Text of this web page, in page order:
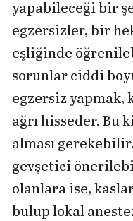
yapabileceği bir
egzersizler, bir
eşliğinde
sorunlar ciddi
egzersiz yapmak,
ağrı hisseder. Bu
alması
gevşetici
olanlara ise,
bulup lokal